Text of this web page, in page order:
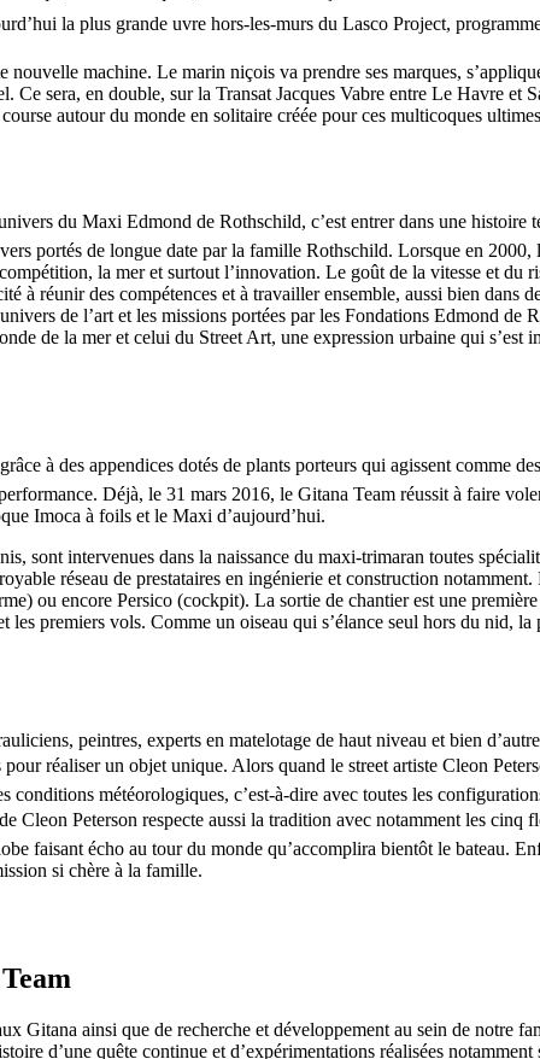
13 février 2025
0
Gitana 17 devient Actual Ultim 4
Source
Gitana Team
22 janvier 2025
0
la plus grande uvre hors-les-murs du Lasco Project,
machine. Le marin niçois va prendre ses marques,
sera, en double, sur la Transat Jacques Vabre entre Le Havre et
autour du monde en solitaire créée pour ces multicoques
du Maxi Edmond de Rothschild, c’est entrer dans une
portés de longue date par la famille Rothschild. Lorsque en
la mer et surtout l’innovation. Le goût de la vitesse et du
à réunir des compétences et à travailler ensemble, aussi bien dans
de l’art et les missions portées par les Fondations Edmond de
de la mer et celui du Street Art, une expression urbaine qui s’est
à des appendices dotés de plants porteurs qui agissent comme
Déjà, le 31 mars 2016, le Gitana Team réussit à faire
Imoca à foils et le Maxi d’aujourd’hui.
sont intervenues dans la naissance du maxi-trimaran toutes
réseau de prestataires en ingénierie et construction
ou encore Persico (cockpit). La sortie de chantier est une
les premiers vols. Comme un oiseau qui s’élance seul hors du nid, la
peintres, experts en matelotage de haut niveau et bien
réaliser un objet unique. Alors quand le street artiste Cleon
météorologiques, c’est-à-dire avec toutes les
Cleon Peterson respecte aussi la tradition avec notamment les cinq
faisant écho au tour du monde qu’accomplira bientôt le bateau.
si chère à la famille.
Gitana ainsi que de recherche et développement au sein de notre
d’une quête continue et d’expérimentations réalisées